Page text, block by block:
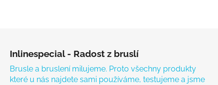
Inlinespecial - Radost z bruslí
Brusle a bruslení milujeme. Proto všechny produkty
které u nás najdete sami používáme, testujeme a jsme